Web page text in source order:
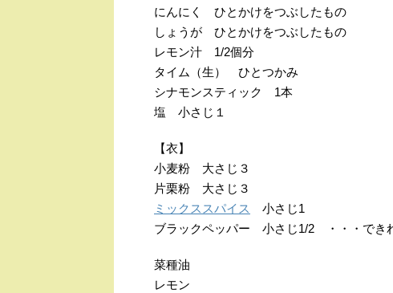
にんにく ひとかけをつぶしたもの
しょうが ひとかけをつぶしたもの
レモン汁 1/2個分
タイム（生） ひとつかみ
シナモンスティック 1本
塩 小さじ１
【衣】
小麦粉 大さじ３
片栗粉 大さじ３
ミックススパイス
小さじ1
ブラックペッパー 小さじ1/2 ・・・でき
菜種油
レモン